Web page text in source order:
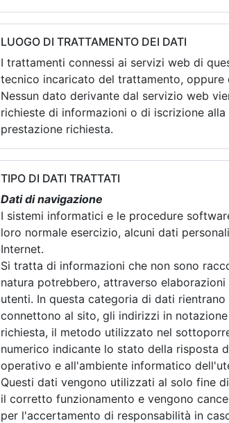
LUOGO DI TRATTAMENTO DEI DATI
I trattamenti connessi ai servizi web di
tecnico incaricato del trattamento, oppure
Nessun dato derivante dal servizio web
richieste di informazioni o di iscrizione
prestazione richiesta.
TIPO DI DATI TRATTATI
Dati di navigazione
I sistemi informatici e le procedure
loro normale esercizio, alcuni dati
Internet.
Si tratta di informazioni che non sono
natura potrebbero, attraverso
utenti. In questa categoria di dati
connettono al sito, gli indirizzi in
richiesta, il metodo utilizzato nel
numerico indicante lo stato della risposta
operativo e all'ambiente informatico
Questi dati vengono utilizzati al solo fine
il corretto funzionamento e vengono
per l'accertamento di responsabilità in